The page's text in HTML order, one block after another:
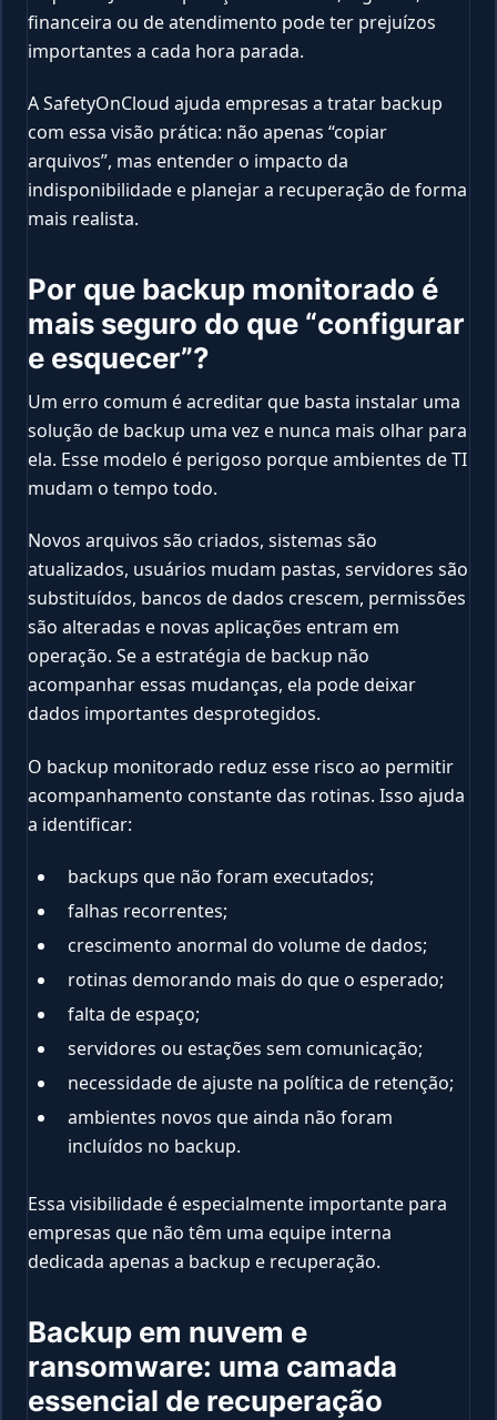
financeira ou de atendimento pode ter prejuízos
importantes a cada hora parada.
A SafetyOnCloud ajuda empresas a tratar backup
com essa visão prática: não apenas “copiar
arquivos”, mas entender o impacto da
indisponibilidade e planejar a recuperação de forma
mais realista.
Por que backup monitorado é
mais seguro do que “configurar
e esquecer”?
Um erro comum é acreditar que basta instalar uma
solução de backup uma vez e nunca mais olhar para
ela. Esse modelo é perigoso porque ambientes de TI
mudam o tempo todo.
Novos arquivos são criados, sistemas são
atualizados, usuários mudam pastas, servidores são
substituídos, bancos de dados crescem, permissões
são alteradas e novas aplicações entram em
operação. Se a estratégia de backup não
acompanhar essas mudanças, ela pode deixar
dados importantes desprotegidos.
O backup monitorado reduz esse risco ao permitir
acompanhamento constante das rotinas. Isso ajuda
a identificar:
backups que não foram executados;
falhas recorrentes;
crescimento anormal do volume de dados;
rotinas demorando mais do que o esperado;
falta de espaço;
servidores ou estações sem comunicação;
necessidade de ajuste na política de retenção;
ambientes novos que ainda não foram
incluídos no backup.
Essa visibilidade é especialmente importante para
empresas que não têm uma equipe interna
dedicada apenas a backup e recuperação.
Backup em nuvem e
ransomware: uma camada
essencial de recuperação